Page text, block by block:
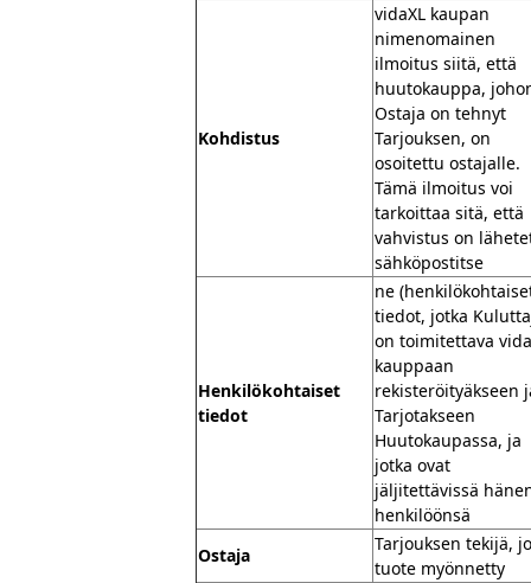
Kohdistus
vidaXL kaupan
nimenomainen
ilmoitus siitä, että
huutokauppa,
Ostaja on tehnyt
Tarjouksen, on
osoitettu ostajalle.
Tämä ilmoitus voi
tarkoittaa sitä, että
vahvistus on
sähköpostitse
Henkilökohtaiset
tiedot
ne
tiedot, jotka
on toimitettava
kauppaan
rekisteröityäkseen
Tarjotakseen
Huutokaupassa, ja
jotka ovat
jäljitettävissä
henkilöönsä
Ostaja
Tarjouksen tekijä,
tuote myönnetty